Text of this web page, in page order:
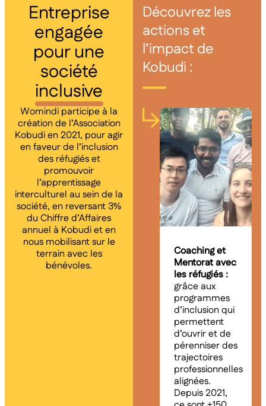
Entreprise
engagée
pour une
société
inclusive
Womindi participe à la
création de l’Association
Kobudi en 2021, pour agir
en faveur de l’inclusion
des réfugiés et
promouvoir
l’apprentissage
interculturel au sein de la
société, en reversant 3%
du Chiffre d’Affaires
annuel à Kobudi et en
nous mobilisant sur le
terrain avec les
bénévoles.
Découvrez les
actions et
l’impact de
Kobudi :
Coaching et
Mentorat avec
les réfugiés :
grâce aux
programmes
d’inclusion qui
permettent
d’ouvrir et de
pérenniser des
trajectoires
professionnelles
alignées.
Depuis 2021,